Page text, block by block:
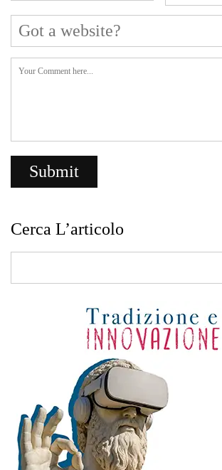
Cerca L’articolo